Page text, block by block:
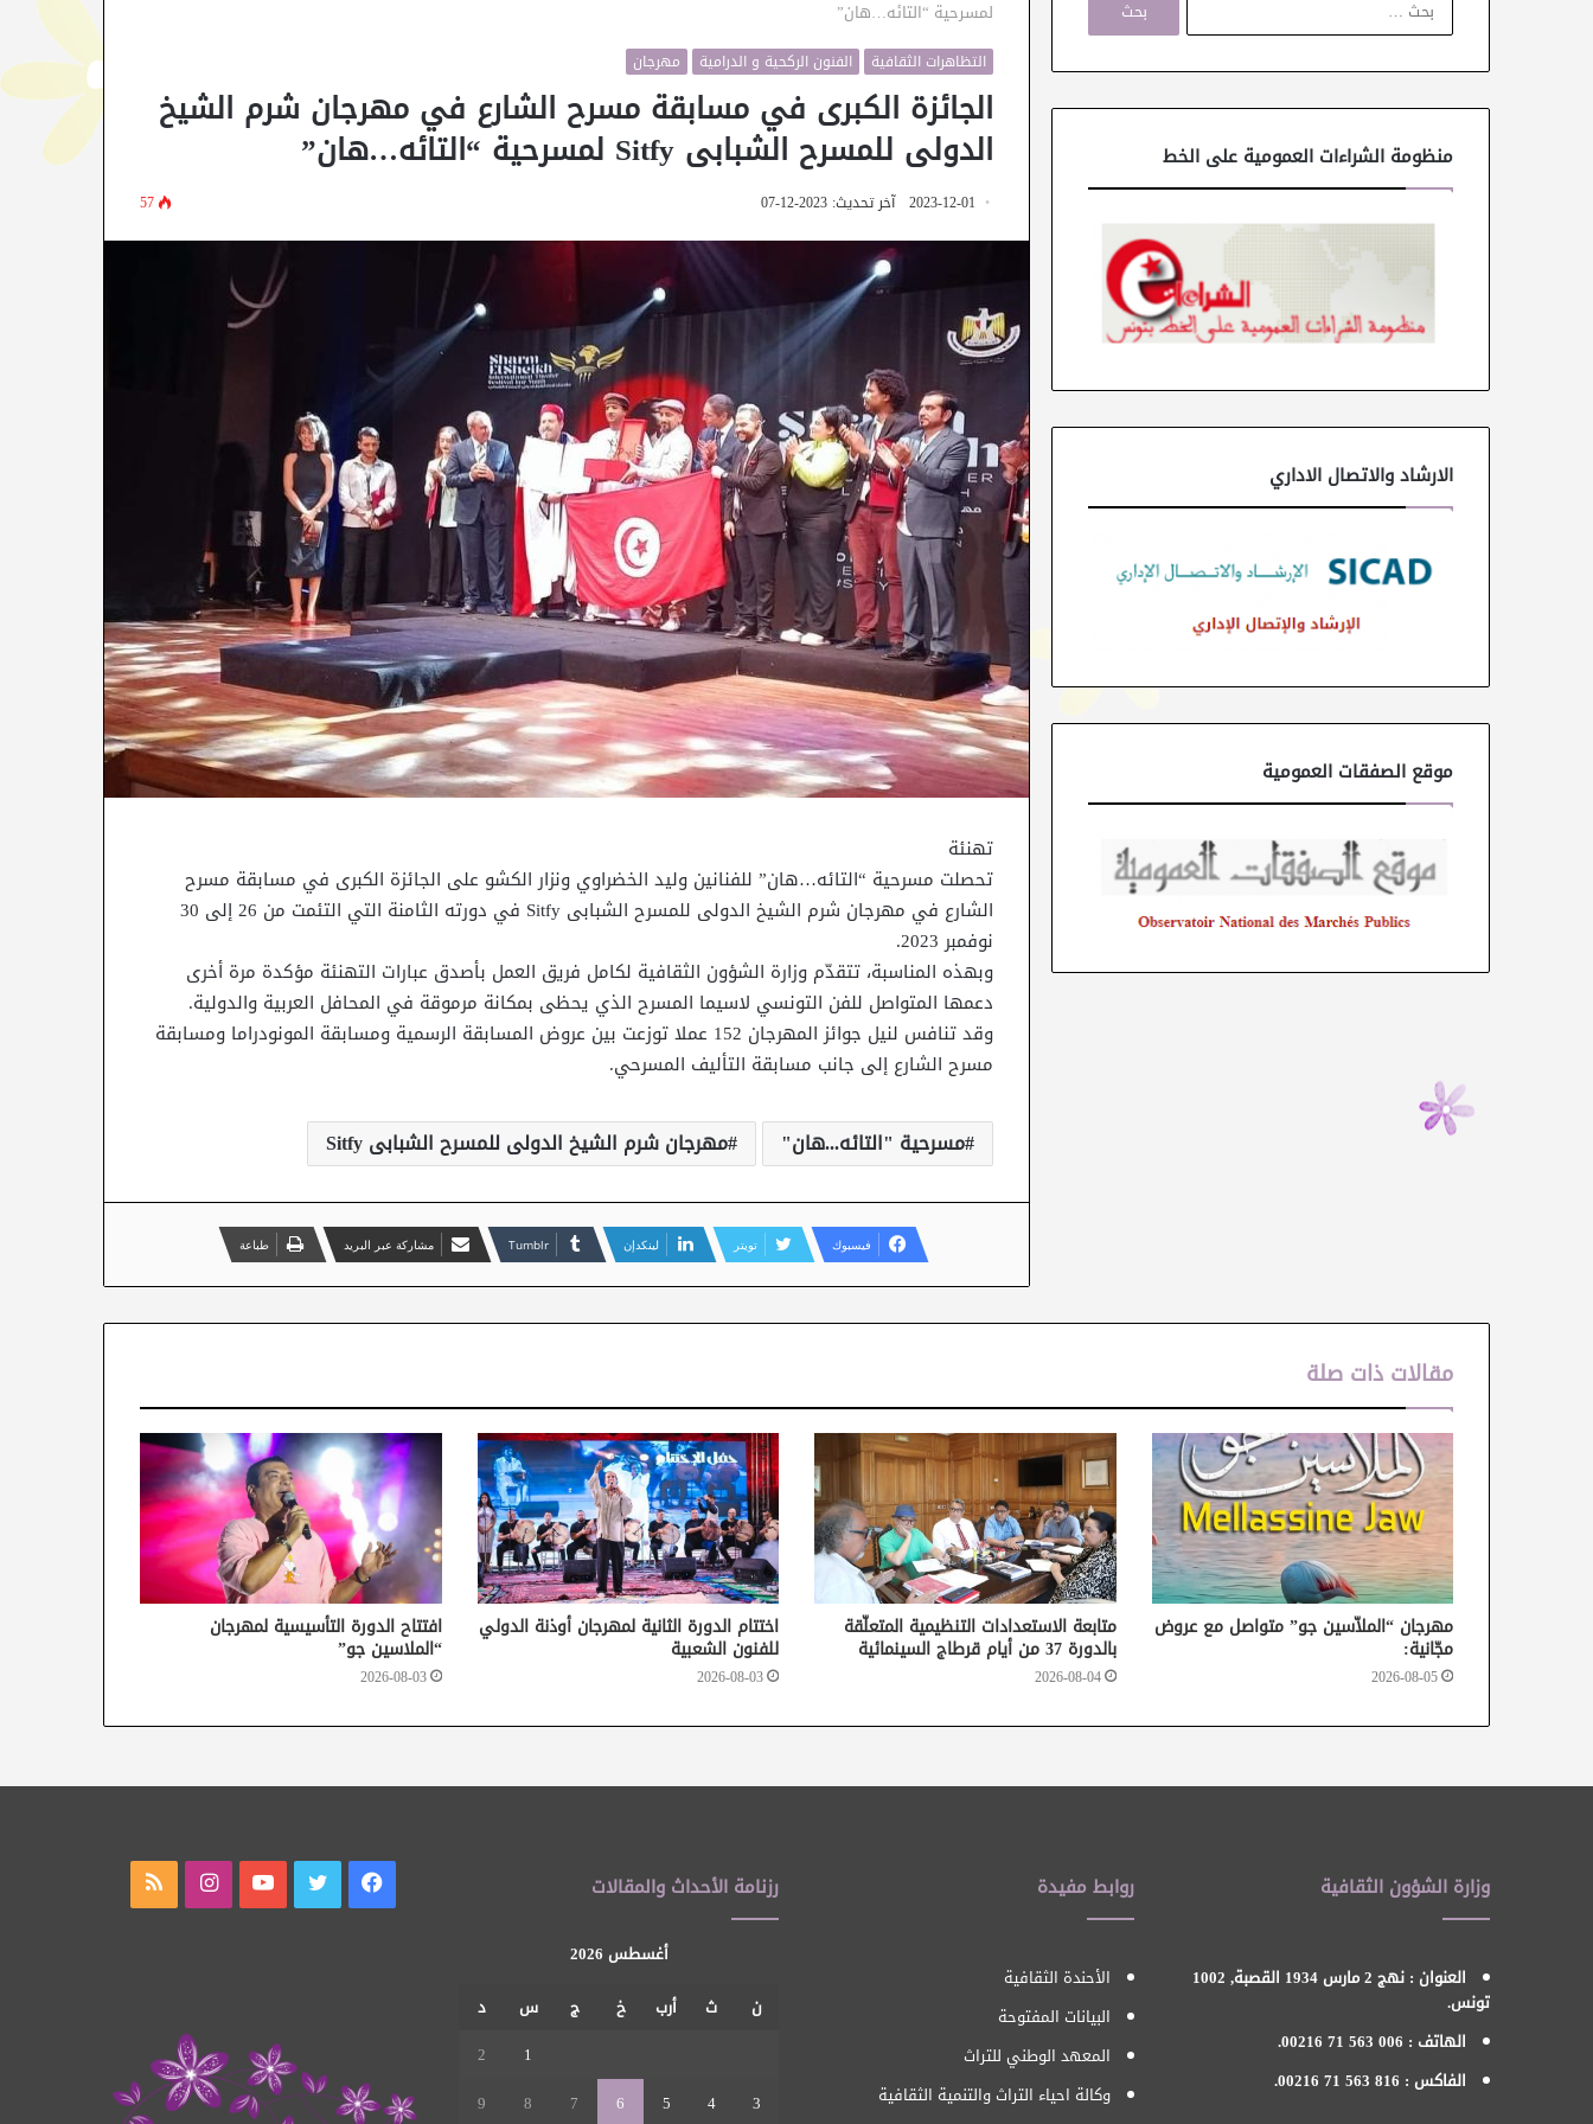
لمسرحية “التائه…هان”
التظاهرات الثقافية الفنون الركحية و الدرامية مهرجان
الجائزة الكبرى في مسابقة مسرح الشارع في مهرجان شرم الشيخ
الدولى للمسرح الشبابى Sitfy لمسرحية “التائه…هان”
2023-12-01 آخر تحديث: 2023-12-07 57
تهنئة
تحصلت مسرحية “التائه…هان” للفنانين وليد الخضراوي ونزار الكشو على الجائزة الكبرى في مسابقة مسرح
الشارع في مهرجان شرم الشيخ الدولى للمسرح الشبابى Sitfy في دورته الثامنة التي التئمت من 26 إلى 30
نوفمبر 2023.
وبهذه المناسبة، تتقدّم وزارة الشؤون الثقافية لكامل فريق العمل بأصدق عبارات التهنئة مؤكدة مرة أخرى
دعمها المتواصل للفن التونسي لاسيما المسرح الذي يحظى بمكانة مرموقة في المحافل العربية والدولية.
وقد تنافس لنيل جوائز المهرجان 152 عملا توزعت بين عروض المسابقة الرسمية ومسابقة المونودراما ومسابقة
مسرح الشارع إلى جانب مسابقة التأليف المسرحي.
مسرحية "التائه...هان" مهرجان شرم الشيخ الدولى للمسرح الشبابى Sitfy
فيسبوك تويتر لينكدإن مشاركة عبر البريد طباعة
ح
ن
منظومة الشراءات العمومية على الخط
الارشاد والاتصال الاداري
موقع الصفقات العمومية
مقالات ذات صلة
مهرجان “الملاّسين جو” متواصل مع عروض
مجّانية:
2026-08-05
متابعة الاستعدادات التنظيمية المتعلّقة
بالدورة 37 من أيام قرطاج السينمائية
2026-08-04
اختتام الدورة الثانية لمهرجان أوذنة الدولي
للفنون الشعبية
2026-08-03
افتتاح الدورة التأسيسية لمهرجان
“الملاسين جو”
2026-08-03
وزارة الشؤون الثقافية
العنوان : نهج 2 مارس 1934 القصبة, 1002
تونس.
الهاتف : 006 563 71 00216.
الفاكس : 816 563 71 00216.
روابط مفيدة
الأحندة الثقافية
البيانات المفتوحة
المعهد الوطني للتراث
وكالة احياء التراث والتنمية الثقافية
رزنامة الأحداث والمقالات
أغسطس 2026
ن
ث أرب خ ج س
د
1
2
3
4
5
6
7
8
9
فيسبوك تويتر يوتيوب انستقرام